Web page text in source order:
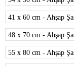
41 x 60 cm - Ahşap
48 x 70 cm - Ahşap
55 x 80 cm - Ahşap